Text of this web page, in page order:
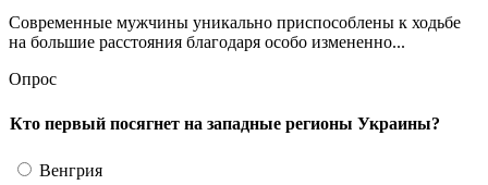
Современные мужчины уникально приспособлены к ходьбе
на большие расстояния благодаря особо измененно...
Опрос
Кто первый посягнет на западные регионы Украины?
Венгрия